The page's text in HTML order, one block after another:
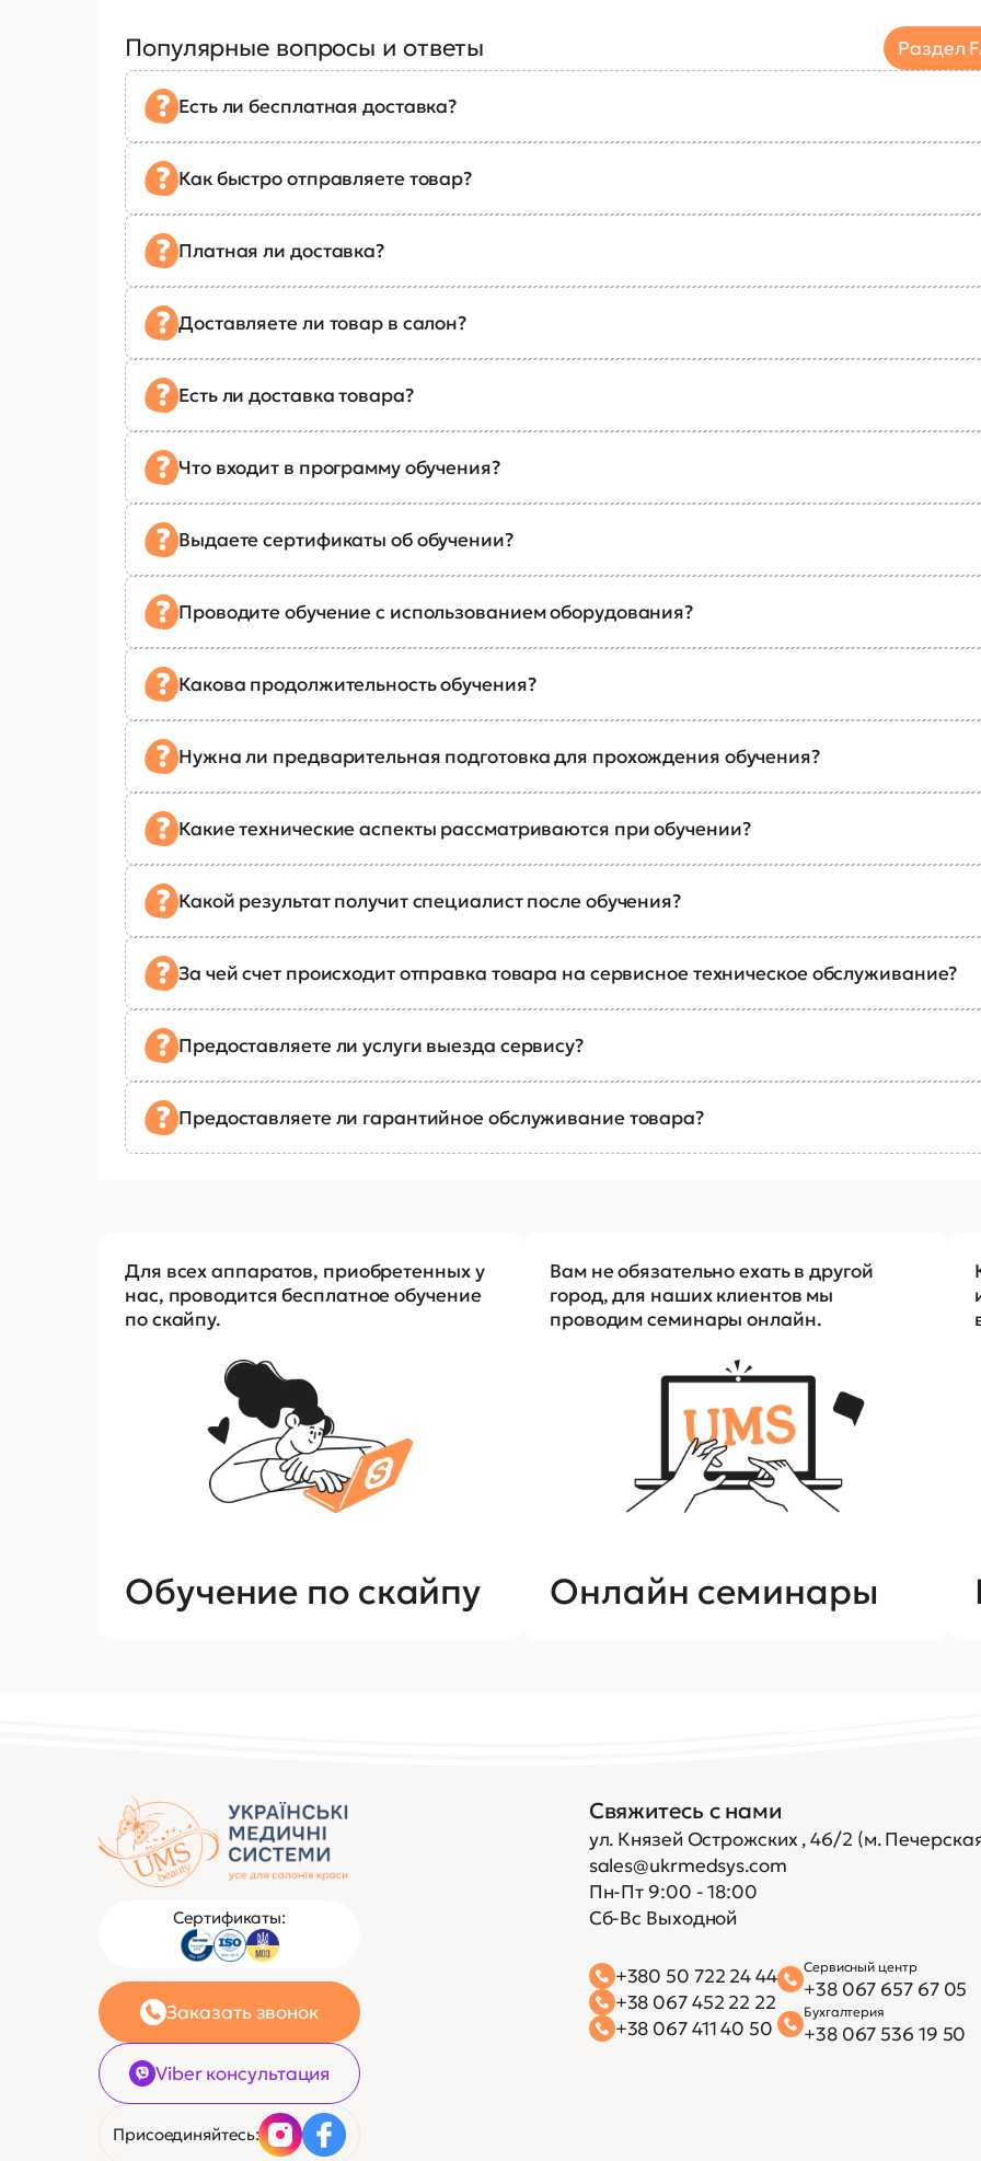
Популярные вопросы и ответы Раздел
Есть ли бесплатная доставка?
Как быстро отправляете товар?
Платная ли доставка?
Доставляете ли товар в салон?
Есть ли доставка товара?
Что входит в программу обучения?
Выдаете сертификаты об обучении?
Проводите обучение с использованием оборудования?
Какова продолжительность обучения?
Нужна ли предварительная подготовка для прохождения обучения?
Какие технические аспекты рассматриваются при обучении?
Какой результат получит специалист после обучения?
За чей счет происходит отправка товара на сервисное техническое обслуживание?
Предоставляете ли услуги выезда сервису?
Предоставляете ли гарантийное обслуживание товара?
Для всех аппаратов, приобретенных у
нас, проводится бесплатное обучение
по скайпу.
Обучение по скайпу
Вам не обязательно ехать в другой
город, для наших клиентов мы
проводим семинары онлайн.
Онлайн семинары
Сертификаты:
Заказать звонок
Viber консультация
Присоединяйтесь:
Свяжитесь с нами
ул. Князей Острожских , 46/2 (м.
sales@ukrmedsys.com
Пн-Пт 9:00 - 18:00
Сб-Вс Выходной
+380 50 722 24 44
+38 067 452 22 22
+38 067 411 40 50
Сервисный центр
+38 067 657 67 05
Бухгалтерия
+38 067 536 19 50